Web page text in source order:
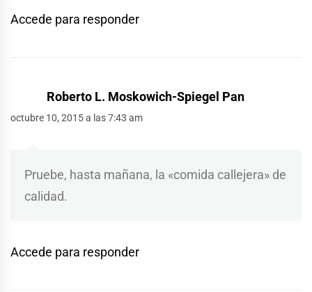
Accede para responder
Roberto L. Moskowich-Spiegel Pan
octubre 10, 2015 a las 7:43 am
Pruebe, hasta mañana, la «comida callejera» de
calidad.
Accede para responder